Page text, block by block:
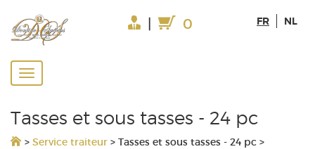
| 0 FR NL
Tasses et sous tasses - 24 pc
> Service traiteur > Tasses et sous tasses - 24 pc >